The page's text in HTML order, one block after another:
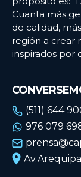
Cuanta más
de calidad,
región a crear
inspirados por
(511) 644
976 079